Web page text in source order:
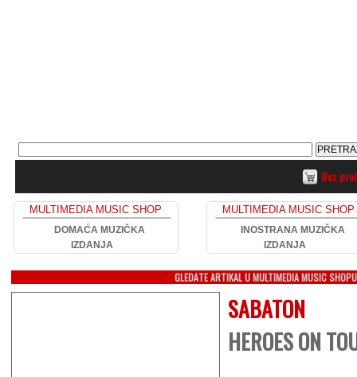
Bez
MULTIMEDIA MUSIC SHOP
DOMAĆA MUZIČKA
IZDANJA
MULTIMEDIA MUSIC SHOP
INOSTRANA MUZIČKA
IZDANJA
GLEDATE ARTIKAL U MULTIMEDIA MUSIC SHOPU
SABATON
HEROES ON